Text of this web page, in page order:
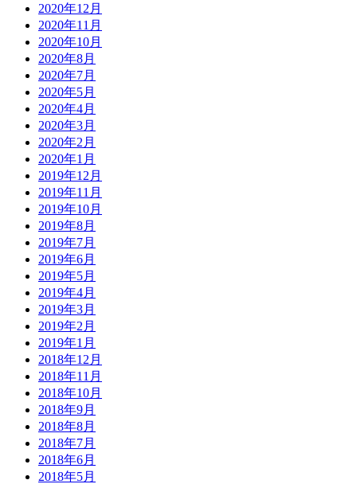
2020年12月
2020年11月
2020年10月
2020年8月
2020年7月
2020年5月
2020年4月
2020年3月
2020年2月
2020年1月
2019年12月
2019年11月
2019年10月
2019年8月
2019年7月
2019年6月
2019年5月
2019年4月
2019年3月
2019年2月
2019年1月
2018年12月
2018年11月
2018年10月
2018年9月
2018年8月
2018年7月
2018年6月
2018年5月